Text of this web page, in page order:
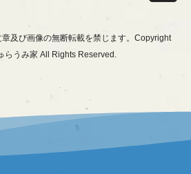
及び画像の無断転載を禁じます。Copyright
らうみ家 All Rights Reserved.